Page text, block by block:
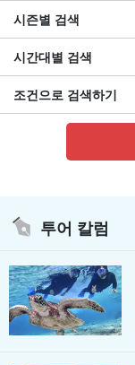
시즌별 검색
시간대별 검색
조건으로 검색하기
투어 칼럼